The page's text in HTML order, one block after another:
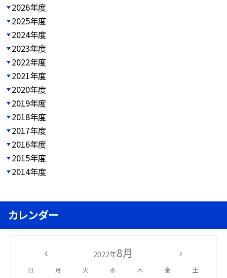
2026年度
2025年度
2024年度
2023年度
2022年度
2021年度
2020年度
2019年度
2018年度
2017年度
2016年度
2015年度
2014年度
カレンダー
2022年8月
日 月 火 水 木 金 土